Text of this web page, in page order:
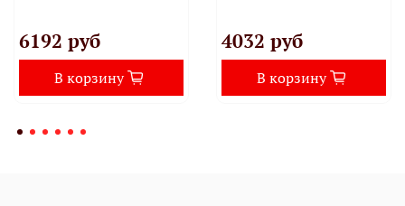
6192 руб
В корзину
4032 руб
В корзину